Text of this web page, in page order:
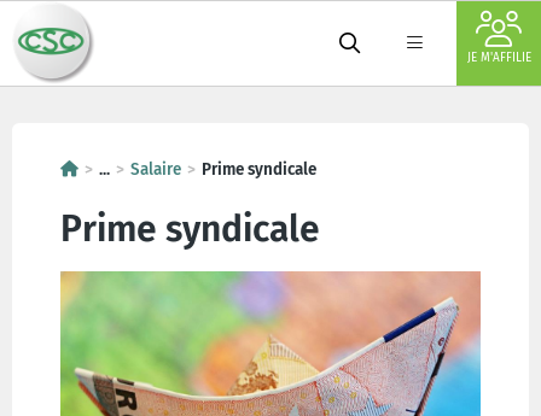
JE M'AFFILIE
... Salaire Prime syndicale
Prime syndicale